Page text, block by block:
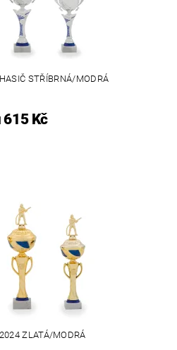
STŘÍBRNÁ/MODRÁ
615 Kč
ZLATÁ/MODRÁ